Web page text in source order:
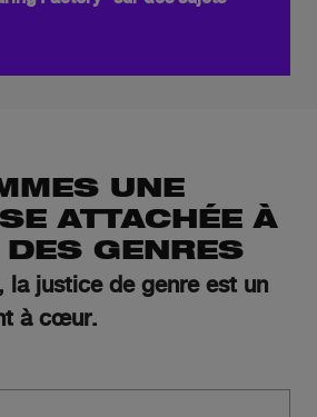
UNE
ATTACHÉE À
DES GENRES
la justice de genre est un
à cœur.